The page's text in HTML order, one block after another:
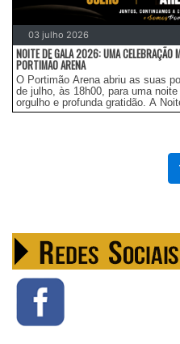
03 julho 2026
NOITE DE GALA 2026: UMA CELEBRAÇÃO
PORTIMÃO ARENA
O Portimão Arena abriu as suas
de julho, às 18h00, para uma
orgulho e profunda gratidão. A
perto de um milhar de atletas,
Nobre, a cerimónia assumiu-se
família do Portimonense. A
estiveram as mais altas esferas
celebração. A gala serviu de
percorrido, homenagear a rica
a crença no projeto desportivo
sublinhou a premissa de que cada
que cada protagonista - desde os
parceiros e colaboradores diários
celebrado.Surpresas, Talento e
coletivo que alicerçou o sucesso
acompanhar de momentos